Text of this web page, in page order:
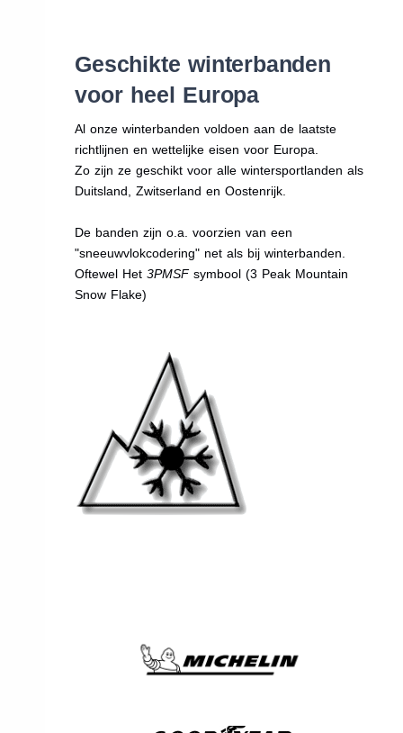
Geschikte winterbanden
voor heel Europa
Al onze winterbanden voldoen aan de laatste
richtlijnen en wettelijke eisen voor Europa.
Zo zijn ze geschikt voor alle wintersportlanden als
Duitsland, Zwitserland en Oostenrijk.
De banden zijn o.a. voorzien van een
"sneeuwvlokcodering" net als bij winterbanden.
Oftewel Het3PMSFsymbool (3 Peak Mountain
Snow Flake)